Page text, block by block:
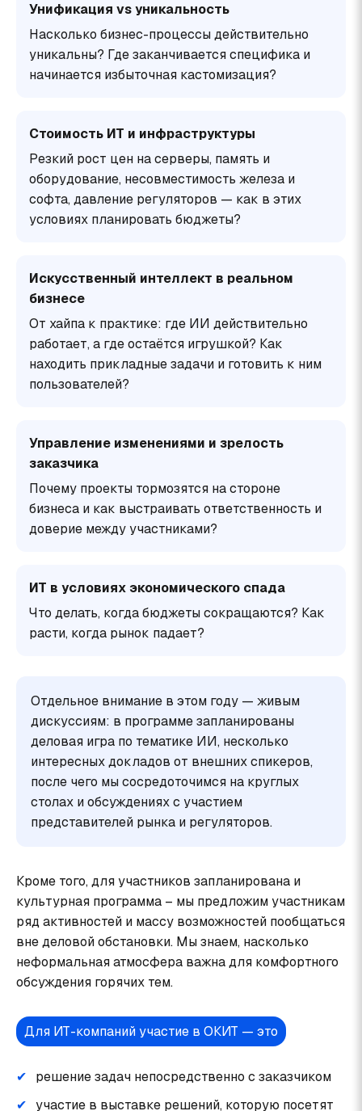
Унификация vs уникальность
Насколько бизнес-процессы действительно
уникальны? Где заканчивается специфика и
начинается избыточная кастомизация?
Стоимость ИТ и инфраструктуры
Резкий рост цен на серверы, память и
оборудование, несовместимость железа и
софта, давление регуляторов — как в этих
условиях планировать бюджеты?
Искусственный интеллект в реальном
бизнесе
От хайпа к практике: где ИИ действительно
работает, а где остаётся игрушкой? Как
находить прикладные задачи и готовить к ним
пользователей?
Управление изменениями и зрелость
заказчика
Почему проекты тормозятся на стороне
бизнеса и как выстраивать ответственность и
доверие между участниками?
ИТ в условиях экономического спада
Что делать, когда бюджеты сокращаются? Как
расти, когда рынок падает?
Отдельное внимание в этом году — живым
дискуссиям: в программе запланированы
деловая игра по тематике ИИ, несколько
интересных докладов от внешних спикеров,
после чего мы сосредоточимся на круглых
столах и обсуждениях с участием
представителей рынка и регуляторов.
Кроме того, для участников запланирована и
культурная программа – мы предложим участникам
ряд активностей и массу возможностей пообщаться
вне деловой обстановки. Мы знаем, насколько
неформальная атмосфера важна для комфортного
обсуждения горячих тем.
Для ИТ-компаний участие в ОКИТ — это
решение задач непосредственно с заказчиком
участие в выставке решений, которую посетят